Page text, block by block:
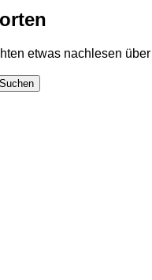
etwas nachlesen